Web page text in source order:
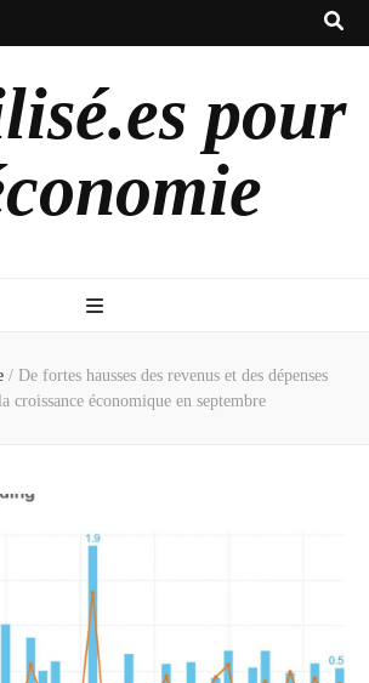
pour
/ De fortes hausses des revenus et des dépenses
croissance économique en septembre